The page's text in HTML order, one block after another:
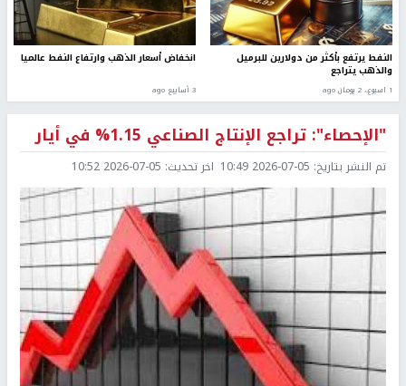
‌النفط يرتفع بأكثر من دولارين للبرميل
والذهب يتراجع
1 اسبوع.، 2 يومان ago
انخفاض أسعار الذهب وارتفاع النفط عالميا
3 أسابيع ago
"الإحصاء": تراجع الإنتاج الصناعي 1.15% في أيار
تم النشر بتاريخ: 2026-07-05 10:49 اخر تحديث: 2026-07-05 10:52